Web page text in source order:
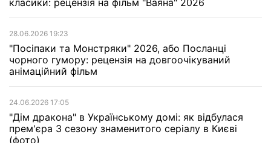
28.06.2026 19:23
"Посіпаки та Монстряки" 2026, або Посланці
чорного гумору: рецензія на довгоочікуваний
анімаційний фільм
24.06.2026 17:05
"Дім дракона" в Українському домі: як відбулася
прем'єра 3 сезону знаменитого серіалу в Києві
(фото)